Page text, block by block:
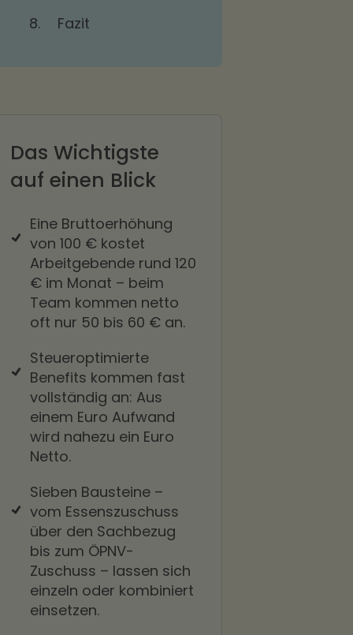
8.
Fazit
Das Wichtigste
auf einen Blick
Eine Bruttoerhöhung
von 100 € kostet
Arbeitgebende rund 120
€ im Monat – beim
Team kommen netto
oft nur 50 bis 60 € an.
Steueroptimierte
Benefits kommen fast
vollständig an: Aus
einem Euro Aufwand
wird nahezu ein Euro
Netto.
Sieben Bausteine –
vom Essenszuschuss
über den Sachbezug
bis zum ÖPNV-
Zuschuss – lassen sich
einzeln oder kombiniert
einsetzen.